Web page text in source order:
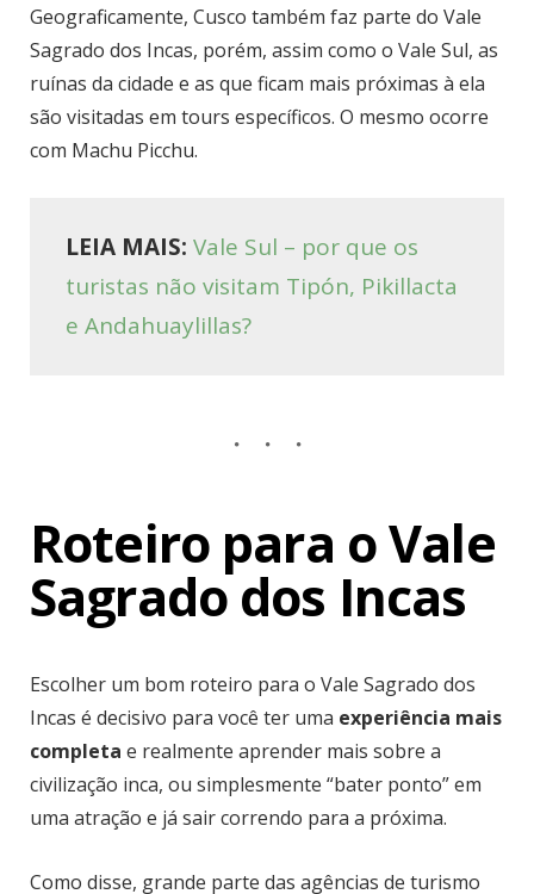
Geograficamente, Cusco também faz parte do Vale
Sagrado dos Incas, porém, assim como o Vale Sul, as
ruínas da cidade e as que ficam mais próximas à ela
são visitadas em tours específicos. O mesmo ocorre
com Machu Picchu.
LEIA MAIS: Vale Sul – por que os
turistas não visitam Tipón, Pikillacta
e Andahuaylillas?
Roteiro para o Vale
Sagrado dos Incas
Escolher um bom roteiro para o Vale Sagrado dos
Incas é decisivo para você ter uma experiência mais
completa e realmente aprender mais sobre a
civilização inca, ou simplesmente “bater ponto” em
uma atração e já sair correndo para a próxima.
Como disse, grande parte das agências de turismo